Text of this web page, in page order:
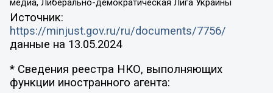
медиа, Либерально-демократическая Лига Украины
Источник:
https://minjust.gov.ru/ru/documents/7756/
данные на 13.05.2024
* Сведения реестра НКО, выполняющих
функции иностранного агента: